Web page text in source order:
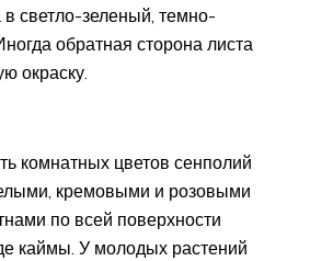
светло-зеленый, темно-
обратная сторона листа
окраску.
комнатных цветов сенполий
кремовыми и розовыми
по всей поверхности
каймы. У молодых растений